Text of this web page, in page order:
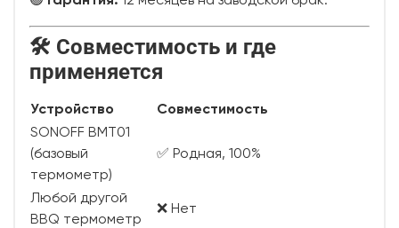
🛠️ Совместимость и где
применяется
Устройство
Совместимость
SONOFF BMT01
(базовый
термометр)
✅ Родная, 100%
Любой другой
BBQ термометр
❌ Нет